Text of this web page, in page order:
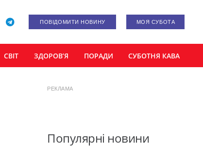
ПОВІДОМИТИ НОВИНУ МОЯ СУБОТА
СВІТ ЗДОРОВ’Я ПОРАДИ СУБОТНЯ КАВА
РЕКЛАМА
Популярні новини